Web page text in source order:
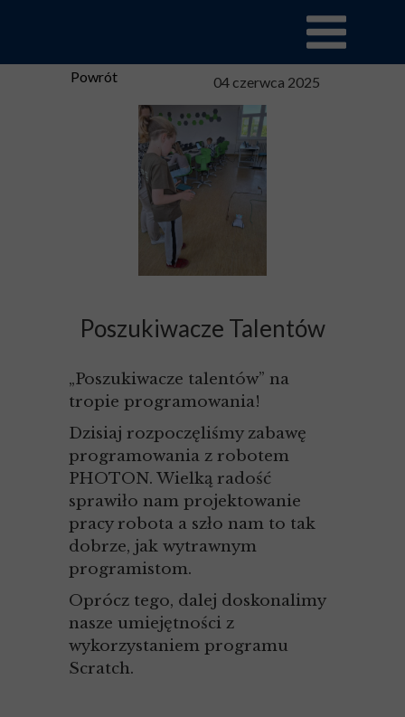
Powrót 04 czerwca 2025
Poszukiwacze Talentów
„Poszukiwacze talentów” na
tropie programowania!
Dzisiaj rozpoczęliśmy zabawę
programowania z robotem
PHOTON. Wielką radość
sprawiło nam projektowanie
pracy robota a szło nam to tak
dobrze, jak wytrawnym
programistom.
Oprócz tego, dalej doskonalimy
nasze umiejętności z
wykorzystaniem programu
Scratch.